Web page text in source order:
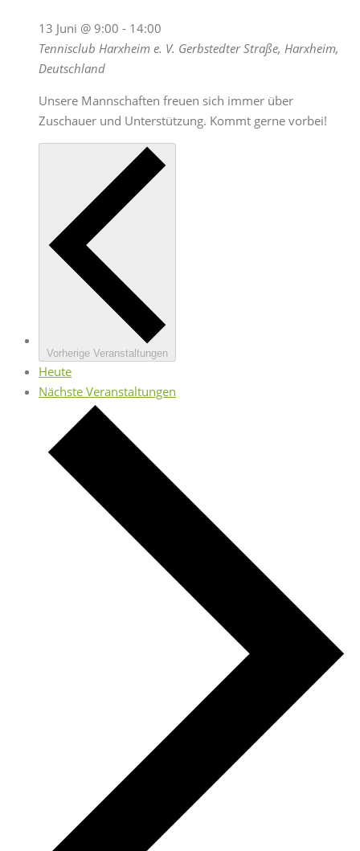
13 Juni @ 9:00 - 14:00
Tennisclub Harxheim e. V. Gerbstedter Straße, Harxheim,
Deutschland
Unsere Mannschaften freuen sich immer über
Zuschauer und Unterstützung. Kommt gerne vorbei!
Vorherige Veranstaltungen
Heute
Nächste Veranstaltungen